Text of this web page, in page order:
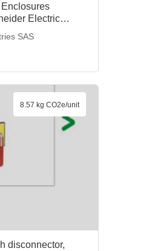
Electric
SAS
disconnector,
8.57 kg CO2e/unit